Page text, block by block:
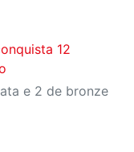
12
e 2 de bronze